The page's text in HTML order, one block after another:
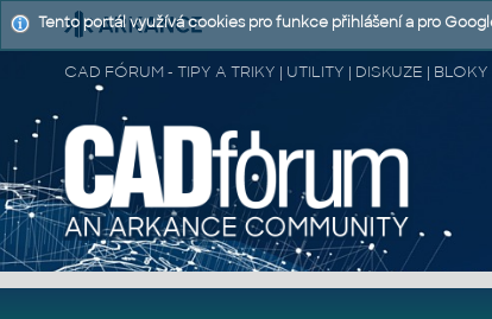
CAD FÓRUM - TIPY A TRIKY | UTILITY | DISKUZE |
Tento portál využívá cookies pro funkce přihlášení a pro